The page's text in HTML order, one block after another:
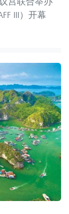
III）开幕